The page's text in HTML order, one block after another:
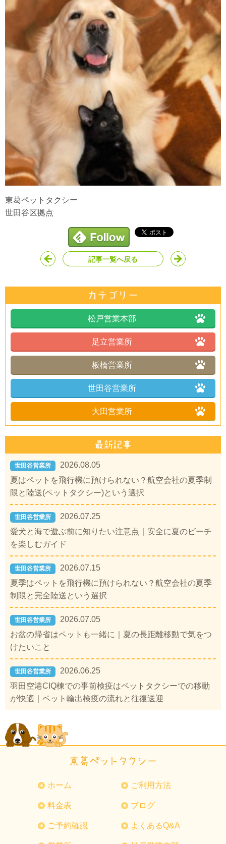
東葛ペットタクシー
世田谷区拠点
記事一覧へ戻る
松戸営業本部
足立営業所
板橋営業所
世田谷営業所
大田営業所
世田谷営業所
2026.08.05
夏はペットを飛行機に預けられない？航空会社の夏季制
限と陸送(ペットタクシー)という選択
世田谷営業所
2026.07.25
愛犬と海で遊ぶ前に知りたい注意点｜安全に夏のビーチ
を楽しむガイド
世田谷営業所
2026.07.15
夏季はペットを飛行機に預けられない？航空会社の夏季
制限と完全陸送という選択
世田谷営業所
2026.07.05
お盆の帰省はペットも一緒に｜夏の長距離移動で気をつ
けたいこと
世田谷営業所
2026.06.25
羽田空港CIQ棟での事前検疫はペットタクシーでの移動
が快適｜ペット輸出検疫の流れと往復送迎
ホーム ご利用方法
料金表 ブログ
ご予約確認 よくあるQ&A